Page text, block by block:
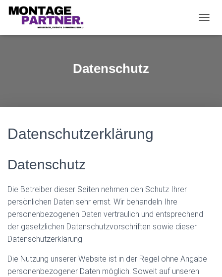
A
Datenschutz
Datenschutzerklärung
Datenschutz
Die Betreiber dieser Seiten nehmen den Schutz Ihrer
persönlichen Daten sehr ernst. Wir behandeln Ihre
personenbezogenen Daten vertraulich und entsprechend
der gesetzlichen Datenschutzvorschriften sowie dieser
Datenschutzerklärung.
Die Nutzung unserer Website ist in der Regel ohne Angabe
personenbezogener Daten möglich. Soweit auf unseren